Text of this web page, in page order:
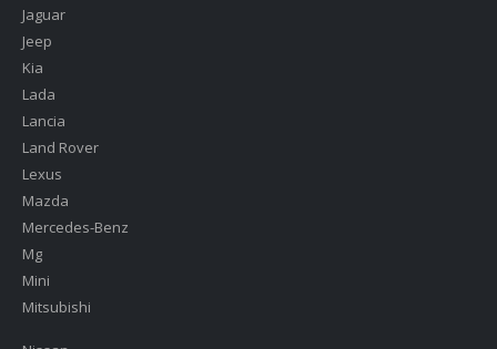
Jaguar
Jeep
Kia
Lada
Lancia
Land Rover
Lexus
Mazda
Mercedes-Benz
Mg
Mini
Mitsubishi